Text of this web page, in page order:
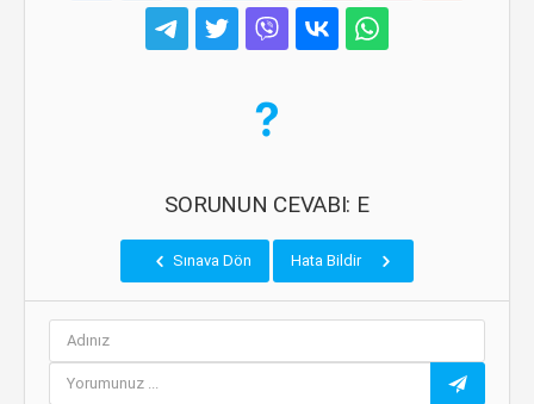
SORUNUN CEVABI: E
Sınava Dön Hata Bildir